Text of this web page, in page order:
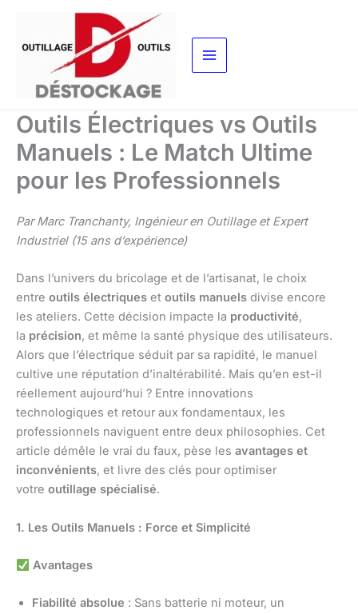
contenu
Outils Électriques vs Outils
Manuels : Le Match Ultime
pour les Professionnels
Par Marc Tranchanty, Ingénieur en Outillage et Expert
Industriel (15 ans d’expérience)
Dans l’univers du bricolage et de l’artisanat, le choix
entre outils électriques et outils manuels divise encore
les ateliers. Cette décision impacte la productivité,
la précision, et même la santé physique des utilisateurs.
Alors que l’électrique séduit par sa rapidité, le manuel
cultive une réputation d’inaltérabilité. Mais qu’en est-il
réellement aujourd’hui ? Entre innovations
technologiques et retour aux fondamentaux, les
professionnels naviguent entre deux philosophies. Cet
article démêle le vrai du faux, pèse les avantages et
inconvénients, et livre des clés pour optimiser
votre outillage spécialisé.
1. Les Outils Manuels : Force et Simplicité
Avantages
Fiabilité absolue : Sans batterie ni moteur, un